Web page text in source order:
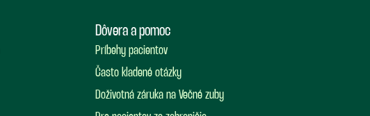
Dôvera a pomoc
Príbehy pacientov
Často kladené otázky
Doživotná záruka na Večné zuby